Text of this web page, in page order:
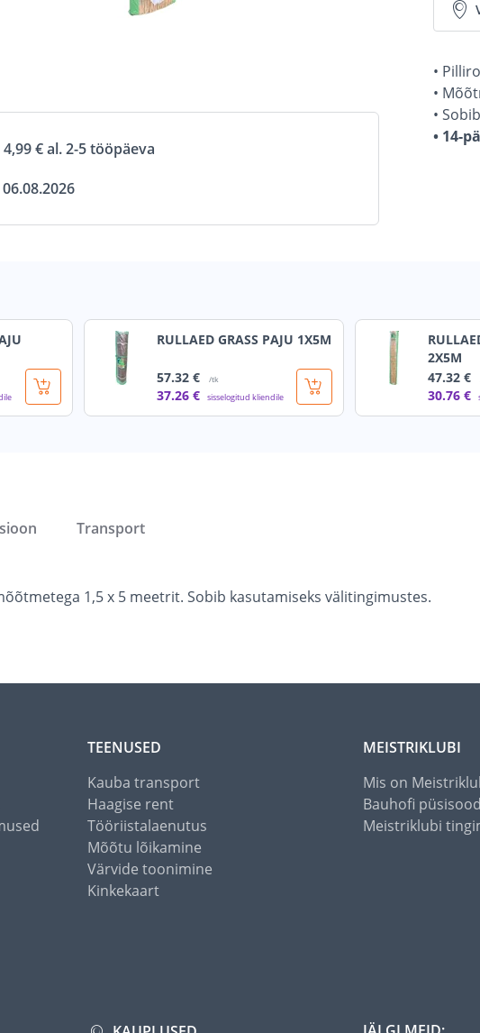
€ al. 2-5 tööpäeva
•
•
•
• 14-
RULLAED GRASS PAJU 1X5M
57.32 € /tk
37.26 € sisselogitud kliendile
2X5M
47.32 €
30.76 €
1,5 x 5 meetrit. Sobib kasutamiseks välitingimustes.
Transport
TEENUSED
Kauba transport
Haagise rent
Tööriistalaenutus
Mõõtu lõikamine
Värvide toonimine
Kinkekaart
MEISTRIKLUBI
Mis on
Bauhofi
Meistriklubi